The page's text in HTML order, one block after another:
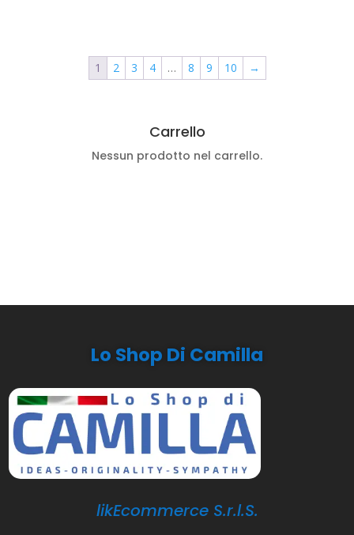
1 2 3 4 … 8 9 10 →
Carrello
Nessun prodotto nel carrello.
Lo Shop Di Camilla
likEcommerce S.r.l.S.